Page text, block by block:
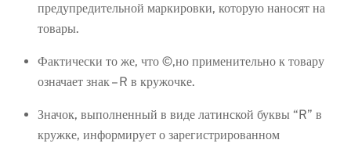
предупредительной маркировки, которую наносят на
товары.
Фактически то же, что ©,но применительно к товару
означает знак – R в кружочке.
Значок, выполненный в виде латинской буквы “R” в
кружке, информирует о зарегистрированном